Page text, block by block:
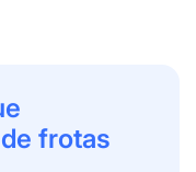
frotas